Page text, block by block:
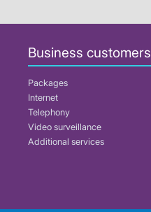
Business customers
Packages
Internet
Telephony
Video surveillance
Additional services